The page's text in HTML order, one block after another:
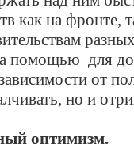
как на фронте,
помощью для
от
но и
оптимизм.